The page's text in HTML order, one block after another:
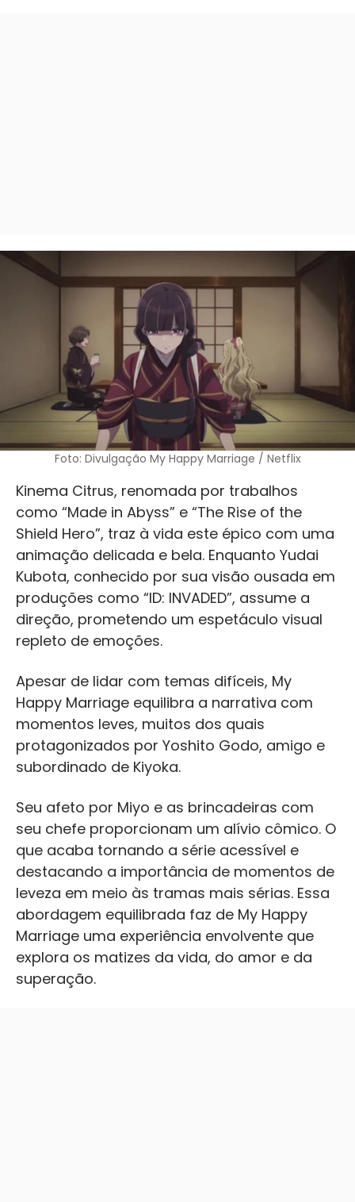
Foto: Divulgação My Happy Marriage / Netflix
Kinema Citrus, renomada por trabalhos
como “Made in Abyss” e “The Rise of the
Shield Hero”, traz à vida este épico com uma
animação delicada e bela. Enquanto Yudai
Kubota, conhecido por sua visão ousada em
produções como “ID: INVADED”, assume a
direção, prometendo um espetáculo visual
repleto de emoções.
Apesar de lidar com temas difíceis, My
Happy Marriage equilibra a narrativa com
momentos leves, muitos dos quais
protagonizados por Yoshito Godo, amigo e
subordinado de Kiyoka.
Seu afeto por Miyo e as brincadeiras com
seu chefe proporcionam um alívio cômico. O
que acaba tornando a série acessível e
destacando a importância de momentos de
leveza em meio às tramas mais sérias. Essa
abordagem equilibrada faz de My Happy
Marriage uma experiência envolvente que
explora os matizes da vida, do amor e da
superação.